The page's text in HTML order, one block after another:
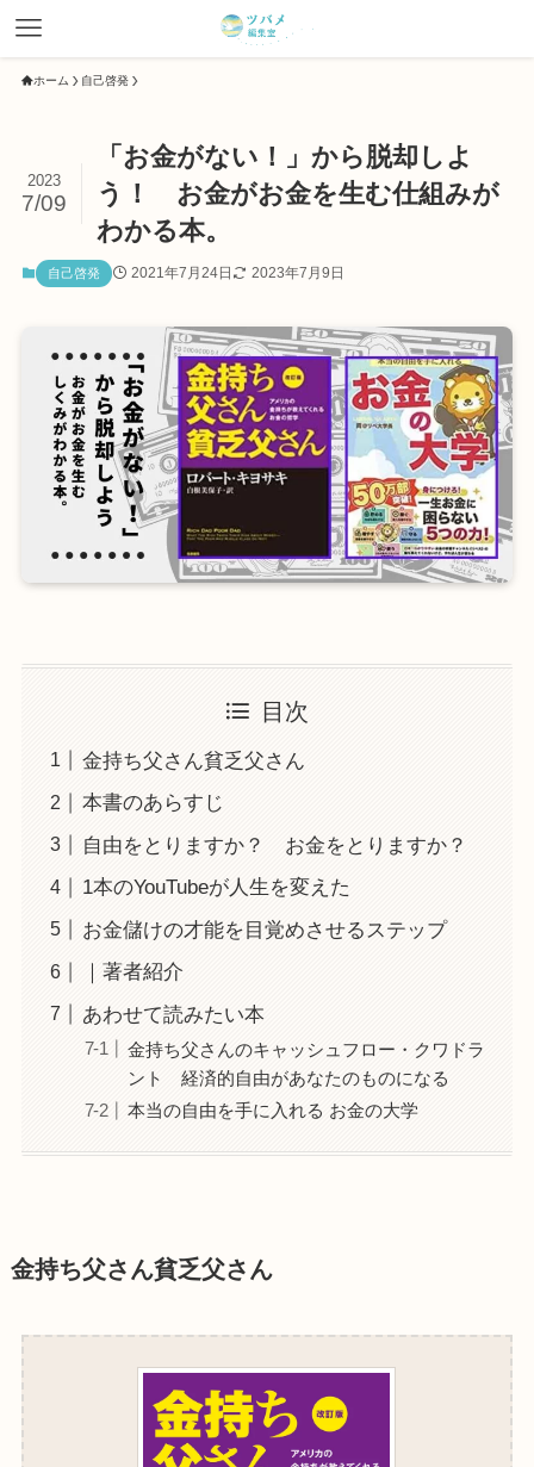
ホーム 自己啓発
「お金がない！」から脱却しよ
う！ お金がお金を生む仕組みが
わかる本。
2023
7/09
自己啓発 2021年7月24日 2023年7月9日
目次
金持ち父さん貧乏父さん
本書のあらすじ
自由をとりますか？ お金をとりますか？
1本のYouTubeが人生を変えた
お金儲けの才能を目覚めさせるステップ
｜著者紹介
あわせて読みたい本
金持ち父さんのキャッシュフロー・クワドラ
ント 経済的自由があなたのものになる
本当の自由を手に入れる お金の大学
金持ち父さん貧乏父さん